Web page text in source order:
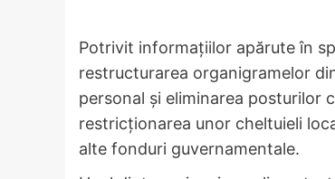
Potrivit informațiilor apărute în
restructurarea organigramelor
personal și eliminarea posturilor
restricționarea unor cheltuieli
alte fonduri guvernamentale.